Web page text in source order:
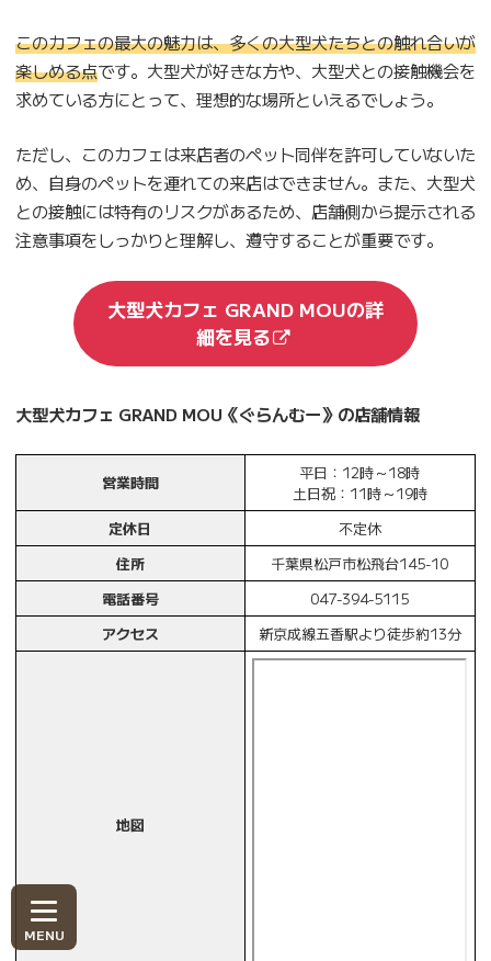
このカフェの最大の魅力は、多くの大型犬たちとの触れ合いが
楽しめる点です。大型犬が好きな方や、大型犬との接触機会を
求めている方にとって、理想的な場所といえるでしょう。
ただし、このカフェは来店者のペット同伴を許可していないた
め、自身のペットを連れての来店はできません。また、大型犬
との接触には特有のリスクがあるため、店舗側から提示される
注意事項をしっかりと理解し、遵守することが重要です。
大型犬カフェ GRAND MOUの詳
細を見る
大型犬カフェ GRAND MOU《ぐらんむー》の店舗情報
営業時間
平日：12時～18時
土日祝：11時～19時
定休日
不定休
住所
千葉県松戸市松飛台145-10
電話番号
047-394-5115
アクセス
新京成線五香駅より徒歩約13分
地図